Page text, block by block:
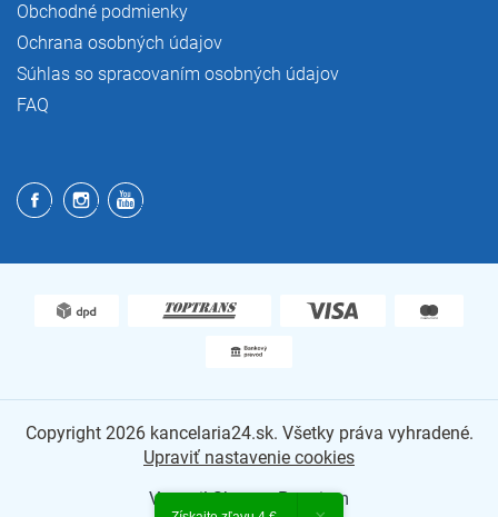
Obchodné podmienky
Ochrana osobných údajov
Súhlas so spracovaním osobných údajov
FAQ
Vytvoril Shoptet Premium
Copyright 2026 kancelaria24.sk. Všetky práva vyhradené.
Upraviť nastavenie cookies